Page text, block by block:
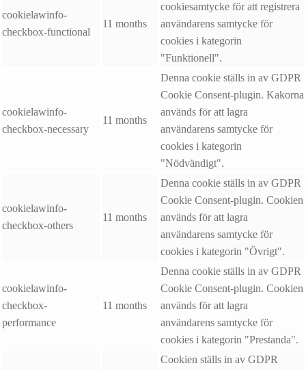
cookielawinfo-
checkbox-functional
11 months
cookiesamtycke för att registrera
användarens samtycke för
cookies i kategorin
"Funktionell".
cookielawinfo-
checkbox-necessary
11 months
Denna cookie ställs in av GDPR
Cookie Consent-plugin. Kakorna
används för att lagra
användarens samtycke för
cookies i kategorin
"Nödvändigt".
cookielawinfo-
checkbox-others
11 months
Denna cookie ställs in av GDPR
Cookie Consent-plugin. Cookien
används för att lagra
användarens samtycke för
cookies i kategorin "Övrigt".
cookielawinfo-
checkbox-
performance
11 months
Denna cookie ställs in av GDPR
Cookie Consent-plugin. Cookien
används för att lagra
användarens samtycke för
cookies i kategorin "Prestanda".
Cookien ställs in av GDPR